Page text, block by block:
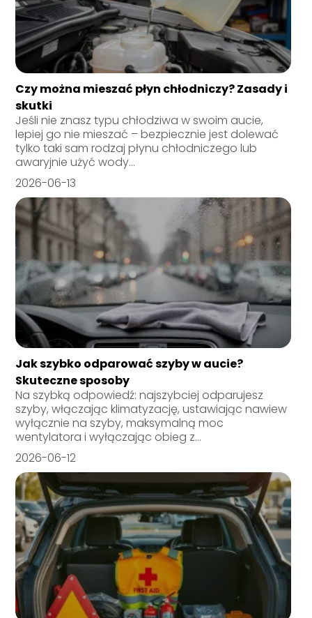
Czy można mieszać płyn chłodniczy? Zasady i
skutki
Jeśli nie znasz typu chłodziwa w swoim aucie,
lepiej go nie mieszać – bezpiecznie jest dolewać
tylko taki sam rodzaj płynu chłodniczego lub
awaryjnie użyć wody...
2026-06-13
Jak szybko odparować szyby w aucie?
Skuteczne sposoby
Na szybką odpowiedź: najszybciej odparujesz
szyby, włączając klimatyzację, ustawiając nawiew
wyłącznie na szyby, maksymalną moc
wentylatora i wyłączając obieg z...
2026-06-12